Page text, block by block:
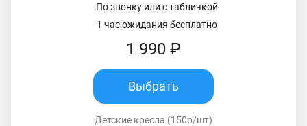
По звонку или с табличкой
1 час ожидания бесплатно
1 990 ₽
Выбрать
Детские кресла (150р/шт)